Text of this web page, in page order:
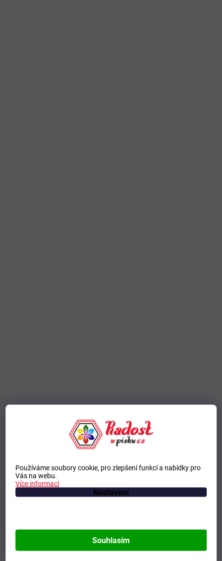
Používáme soubory cookie, pro zlepšení funkcí a nabídky pro
Vás na webu.
Více informací
Nastavení
Souhlasím
Zobrazit Všechny hodnocení
ODEBÍRAT NEWSLETTER